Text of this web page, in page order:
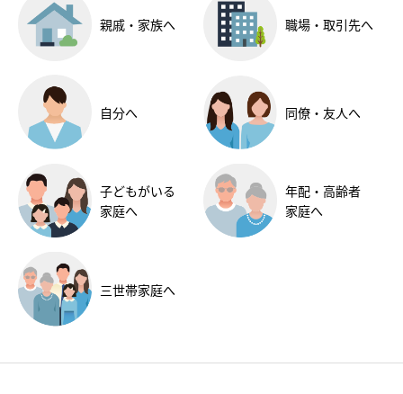
親戚・家族へ 職場・取引先へ
自分へ 同僚・友人へ
子どもがいる
家庭へ
年配・高齢者
家庭へ
三世帯家庭へ